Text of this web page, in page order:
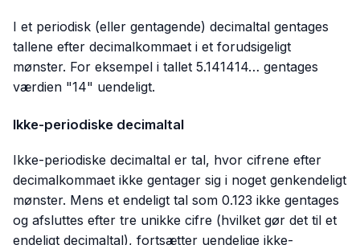
I et periodisk (eller gentagende) decimaltal gentages
tallene efter decimalkommaet i et forudsigeligt
mønster. For eksempel i tallet 5.141414… gentages
værdien "14" uendeligt.
Ikke-periodiske decimaltal
Ikke-periodiske decimaltal er tal, hvor cifrene efter
decimalkommaet ikke gentager sig i noget genkendeligt
mønster. Mens et endeligt tal som 0.123 ikke gentages
og afsluttes efter tre unikke cifre (hvilket gør det til et
endeligt decimaltal), fortsætter uendelige ikke-